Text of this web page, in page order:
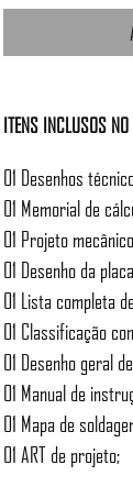
ITENS INCLUSOS
01 Desenhos
01 Memorial de
01 Projeto
01 Desenho da
01 Lista completa
01 Classificação
01 Desenho geral
01 Manual de
01 Mapa de
01 ART de projeto;